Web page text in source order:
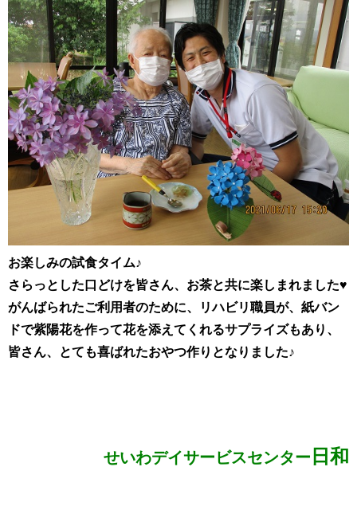
お楽しみの試食タイム♪
さらっとした口どけを皆さん、お茶と共に楽しまれました♥
がんばられたご利用者のために、リハビリ職員が、紙バン
ドで紫陽花を作って花を添えてくれるサプライズもあり、
皆さん、とても喜ばれたおやつ作りとなりました♪
せいわデイサービスセンター 日和